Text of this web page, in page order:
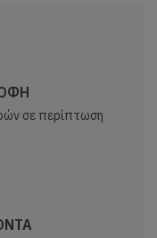
σε περίπτωση